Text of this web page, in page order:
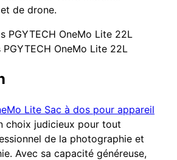
de drone.
PGYTECH OneMo Lite 22L
Lite Sac à dos pour appareil
choix judicieux pour tout
de la photographie et
Avec sa capacité généreuse,